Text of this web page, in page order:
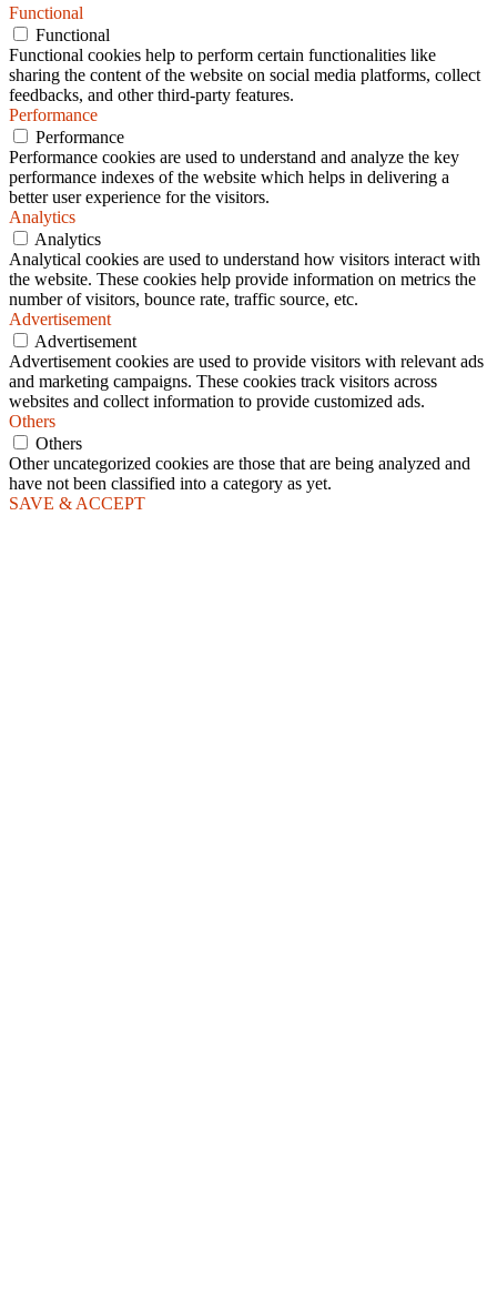
Functional
Functional
Functional cookies help to perform certain functionalities like
sharing the content of the website on social media platforms, collect
feedbacks, and other third-party features.
Performance
Performance
Performance cookies are used to understand and analyze the key
performance indexes of the website which helps in delivering a
better user experience for the visitors.
Analytics
Analytics
Analytical cookies are used to understand how visitors interact with
the website. These cookies help provide information on metrics the
number of visitors, bounce rate, traffic source, etc.
Advertisement
Advertisement
Advertisement cookies are used to provide visitors with relevant ads
and marketing campaigns. These cookies track visitors across
websites and collect information to provide customized ads.
Others
Others
Other uncategorized cookies are those that are being analyzed and
have not been classified into a category as yet.
SAVE & ACCEPT